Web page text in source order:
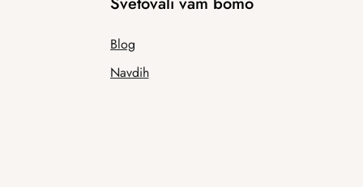
Blog
Navdih